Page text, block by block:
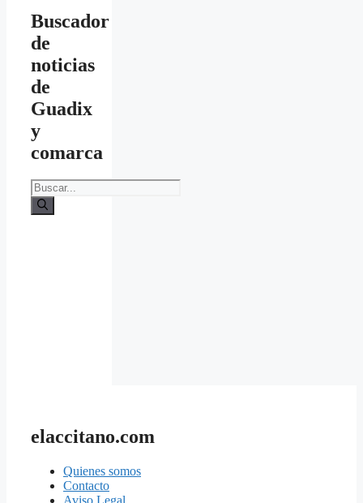
Buscador
de
noticias
de
Guadix
y
comarca
Buscar:
elaccitano.com
Quienes somos
Contacto
Aviso Legal